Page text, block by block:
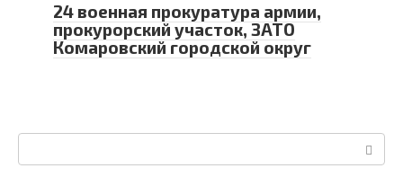
24 военная прокуратура армии,
прокурорский участок, ЗАТО
Комаровский городской округ